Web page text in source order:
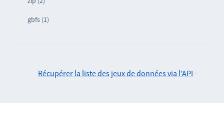
gbfs (1)
Récupérer la liste des jeux de données via l'API -